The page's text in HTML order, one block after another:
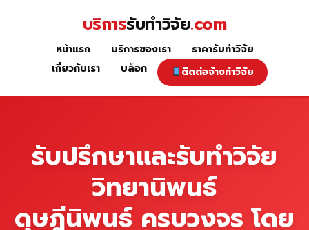
หน้าแรก
บริการรับทำวิจัย.com
หน้าแรก บริการของเรา
ราคารับทำวิจัย
เกี่ยวกับเรา
บล็อก ติดต่อจ้างทำวิจัย
รับปรึกษาและรับทำวิจัย
วิทยานิพนธ์
ดุษฎีนิพนธ์ ครบวงจร โดย